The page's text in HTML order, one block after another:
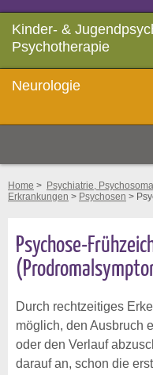
Kinder- &
Psychotherapie
Neurologie
Home > Psychiatrie,
Erkrankungen > Psychosen >
Psychose-
Durch rechtzeitiges
möglich, den Ausbruch
oder den Verlauf
darauf an, schon die